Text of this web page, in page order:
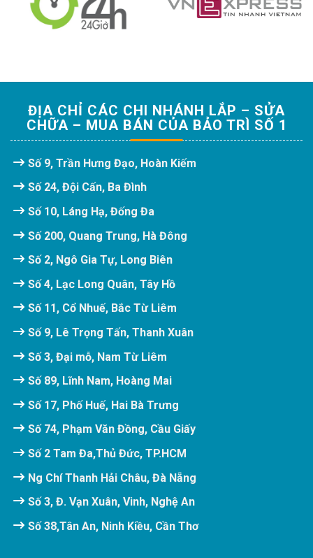
ĐỊA CHỈ CÁC CHI NHÁNH LẮP – SỬA
CHỮA – MUA BÁN CỦA BẢO TRÌ SỐ 1
Số 9, Trần Hưng Đạo, Hoàn Kiếm
Số 24, Đội Cấn, Ba Đình
Số 10, Láng Hạ, Đống Đa
Số 200, Quang Trung, Hà Đông
Số 2, Ngô Gia Tự, Long Biên
Số 4, Lạc Long Quân, Tây Hồ
Số 11, Cổ Nhuế, Bắc Từ Liêm
Số 9, Lê Trọng Tấn, Thanh Xuân
Số 3, Đại mỗ, Nam Từ Liêm
Số 89, Lĩnh Nam, Hoàng Mai
Số 17, Phố Huế, Hai Bà Trưng
Số 74, Phạm Văn Đồng, Cầu Giấy
Số 2 Tam Đa,Thủ Đức, TP.HCM
Ng Chí Thanh Hải Châu, Đà Nẵng
Số 3, Đ. Vạn Xuân, Vinh, Nghệ An
Số 38,Tân An, Ninh Kiều, Cần Thơ